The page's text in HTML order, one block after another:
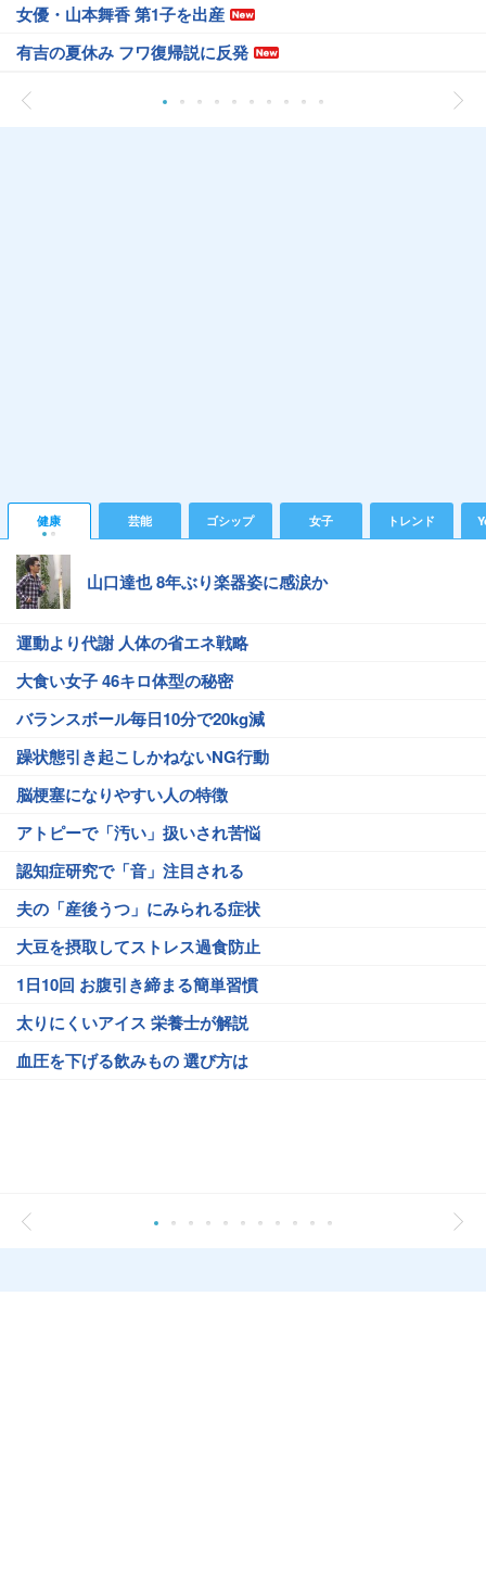
女優・山本舞香 第1子を出産
有吉の夏休み フワ復帰説に反発
健康 芸能 ゴシップ 女子 トレンド
山口達也 8年ぶり楽器姿に感涙か
運動より代謝 人体の省エネ戦略
大食い女子 46キロ体型の秘密
バランスボール毎日10分で20kg減
躁状態引き起こしかねないNG行動
脳梗塞になりやすい人の特徴
アトピーで「汚い」扱いされ苦悩
認知症研究で「音」注目される
夫の「産後うつ」にみられる症状
大豆を摂取してストレス過食防止
1日10回 お腹引き締まる簡単習慣
太りにくいアイス 栄養士が解説
血圧を下げる飲みもの 選び方は